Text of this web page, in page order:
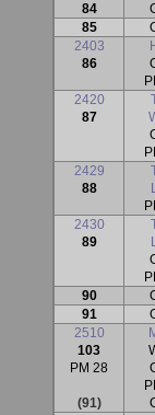
84
85
2403
86
2420
87
2429
88
2430
89
90
91
2510
103
PM 28
(91)